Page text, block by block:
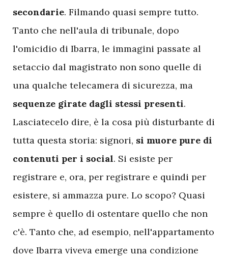
secondarie. Filmando quasi sempre tutto.
Tanto che nell'aula di tribunale, dopo
l'omicidio di Ibarra, le immagini passate al
setaccio dal magistrato non sono quelle di
una qualche telecamera di sicurezza, ma
sequenze girate dagli stessi presenti.
Lasciatecelo dire, è la cosa più disturbante di
tutta questa storia: signori, si muore pure di
contenuti per i social. Si esiste per
registrare e, ora, per registrare e quindi per
esistere, si ammazza pure. Lo scopo? Quasi
sempre è quello di ostentare quello che non
c'è. Tanto che, ad esempio, nell'appartamento
dove Ibarra viveva emerge una condizione